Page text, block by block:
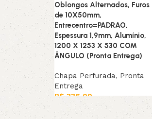
Oblongos Alternados, Furos
de 10X50mm,
Entrecentro=PADRAO,
Espessura 1,9mm, Alumínio,
1200 X 1253 X 530 COM
ÂNGULO (Pronta Entrega)
Chapa Perfurada, Pronta
Entrega
R$336,00
Leia mais